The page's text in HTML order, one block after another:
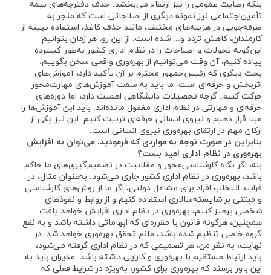
بلکه رضایت عمومی را نیز ارتقاء می‌بخشد. حذف دفترچه‌های بیمه
تأمین‌اجتماعی نیز نمونه دیگری از اصلاحاتی است که منجر به
صرفه‌جویی در هزینه‌های مختلف، مانند حذف کاغذ، استفاده بهینه از
کارمندان، کاهش تردد و... شده است. از این رو، هر زمان بتوانیم
این‌گونه تحولات و اصلاحات را در نظام اداری کشور به‌طور گسترده
پیاده کنیم، آن وقت می‌توانیم از بهره‌وری واقعی سخن بگوییم.
بحث دیگری که رئیس‌جمهور محترم بر آن تأکید دارد، آموزش‌های
اثربخش و حرفه‌ای است. ما باید به سمت آموزش‌های مهارت‌محور
حرکت کنیم. گرچه تحصیلات دانشگاهی اهمیت دارد، اما دوره‌های
حرفه‌ای و مهارتی در نظام اداری مغفول مانده‌اند. باید این آموزش‌ها را
مبنا قرار دهیم و نیروی انسانی حرفه‌ای تربیت کنیم. این نیز یکی از
ارکان مهم در ارتقای بهره‌وری نیروی انسانی است.
بنابراین در صورت توجه به مواردی که فرمودید، می‌توان به افزایش
بهره‌وری در نظام اداری امید بست؟
بله، اگر نگاه کارشناسی‌محور و عقلانیت در تصمیم‌گیری‌های ما حاکم
باشد، بهره‌وری در نظام اداری کشور جاری می‌شود. به‌عنوان مثال، در
فرایند انتخاب افراد برای مشاغل دولتی، اگر ما از روش‌های کارشناسی
و مبتنی بر شایسته‌سالاری استفاده کنیم و از روابط و نفوذهای
شخصی پرهیز کنیم، بهره‌وری در نظام اداری افزایش خواهد یافت.
همچنین، هرگونه قانون یا مقرره‌ای که ابهاماتی داشته باشد و به نفع
گروه خاصی تنظیم شده باشد، مانع تحقق بهره‌وری خواهد شد. در
نهایت، به نظر من، هر تصمیمی که در نظام اداری گرفته می‌شود،
باید ارتباط مستقیم با بهره‌وری و کارایی داشته باشد. مدیران باید به
این باور برسند که بهره‌وری برای کشور، به‌ویژه در شرایط فعلی که